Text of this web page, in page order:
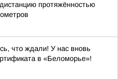
протяжённостью
что ждали! У нас вновь
в «Беломорье»!